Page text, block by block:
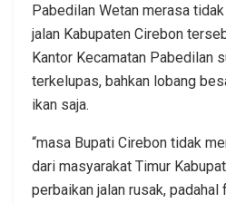
Pabedilan Wetan merasa
jalan Kabupaten Cirebon
Kantor Kecamatan Pabedilan
terkelupas, bahkan lobang
ikan saja.
“masa Bupati Cirebon tidak
dari masyarakat Timur
perbaikan jalan rusak,